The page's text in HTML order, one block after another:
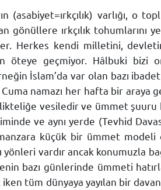
varlığı, o
gönüllere ırkçılık tohumlarını
Herkes kendi milletini,
öteye geçmiyor. Hâlbuki bizi
İslam’da var olan bazı
namazı her hafta bir araya
vesiledir ve ümmet şuuru
ve aynı yerde (Tevhid
küçük bir ümmet modeli
vardır ancak konumuzla
bazı günlerinde ümmeti
tüm dünyaya yayılan bir